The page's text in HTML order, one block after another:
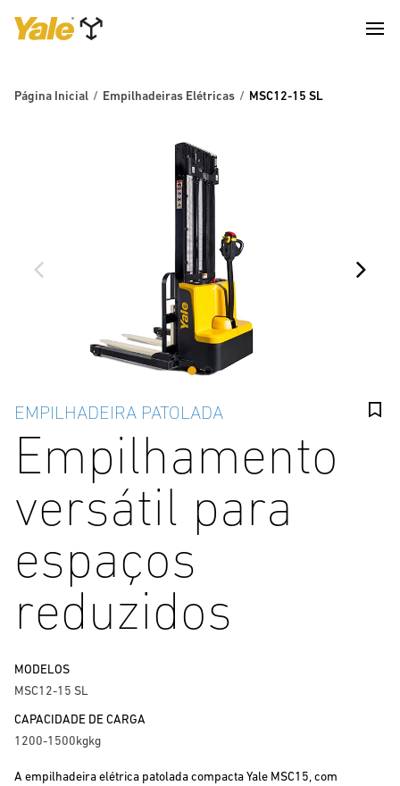
Página Inicial Empilhadeiras Elétricas MSC12-15 SL
EMPILHADEIRA PATOLADA
Empilhamento
versátil para
espaços
reduzidos
MODELOS
MSC12-15 SL
CAPACIDADE DE CARGA
1200-1500kgkg
A empilhadeira elétrica patolada compacta Yale MSC15, com